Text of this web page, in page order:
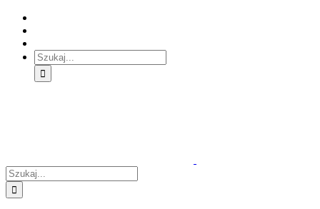
Skip
Treść
główna
Skip
Menu
główne
Skip
Menu
dodatkowe
Szukaj
Szukaj